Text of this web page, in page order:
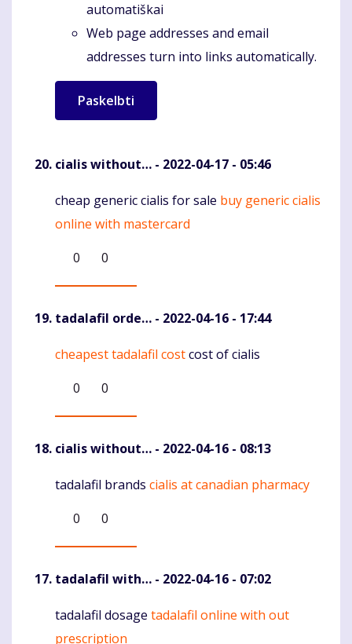
automatiškai
Web page addresses and email
addresses turn into links automatically.
cialis without… - 2022-04-17 - 05:46
Komentaras
cheap generic cialis for sale buy generic cialis
online with mastercard
0
0
tadalafil orde… - 2022-04-16 - 17:44
Komentaras
cheapest tadalafil costcost of cialis
0
0
cialis without… - 2022-04-16 - 08:13
Komentaras
tadalafil brands cialis at canadian pharmacy
0
0
tadalafil with… - 2022-04-16 - 07:02
Komentaras
tadalafil dosage tadalafil online with out
prescription